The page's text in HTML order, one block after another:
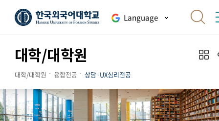
Language
대학/대학원
대학/대학원 융합전공 상담·UX심리전공